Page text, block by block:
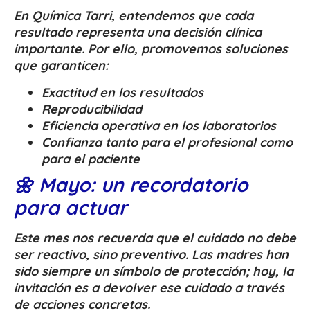
En Química Tarri, entendemos que cada
resultado representa una decisión clínica
importante. Por ello, promovemos soluciones
que garanticen:
Exactitud en los resultados
Reproducibilidad
Eficiencia operativa en los laboratorios
Confianza tanto para el profesional como
para el paciente
🌼 Mayo: un recordatorio
para actuar
Este mes nos recuerda que el cuidado no debe
ser reactivo, sino preventivo. Las madres han
sido siempre un símbolo de protección; hoy, la
invitación es a devolver ese cuidado a través
de acciones concretas.